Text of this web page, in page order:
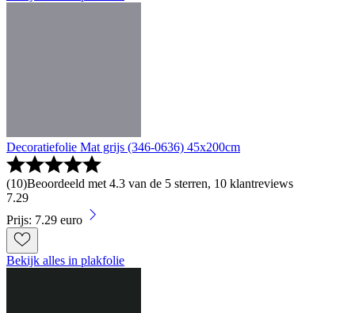
Decoratiefolie Mat grijs (346-0636) 45x200cm
(10)Beoordeeld met 4.3 van de 5 sterren, 10 klantreviews
7.29
Prijs: 7.29 euro
Bekijk alles in plakfolie